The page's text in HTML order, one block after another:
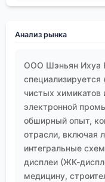
это не
безопасности и
Для нас вООО
стало частью
лаборатории, где
нового
логистики,
экспорта — все
Это тот минимум,
Анализ рынка
ООО Шэньян Ихуа
чистых химикатов
электронной
обширный опыт,
отрасли, включая
интегральные
дисплеи (ЖК-
медицину,